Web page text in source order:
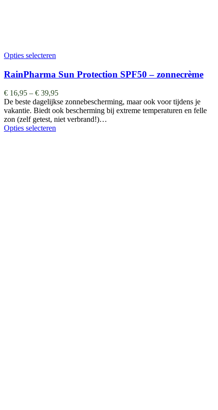
Opties selecteren
RainPharma Sun Protection SPF50 – zonnecrème
€ 16,95 – € 39,95
De beste dagelijkse zonnebescherming, maar ook voor tijdens je
vakantie. Biedt ook bescherming bij extreme temperaturen en felle
zon (zelf getest, niet verbrand!)…
Opties selecteren